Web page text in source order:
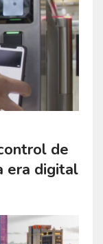
de
era digital